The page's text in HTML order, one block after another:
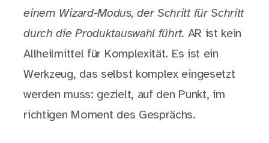
einem Wizard-Modus, der Schritt für Schritt
durch die Produktauswahl führt. AR ist kein
Allheilmittel für Komplexität. Es ist ein
Werkzeug, das selbst komplex eingesetzt
werden muss: gezielt, auf den Punkt, im
richtigen Moment des Gesprächs.